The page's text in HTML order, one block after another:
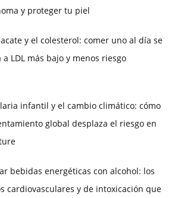
y proteger tu piel
y el colesterol: comer uno al día se
a LDL más bajo y menos riesgo
infantil y el cambio climático: cómo
global desplaza el riesgo en
bebidas energéticas con alcohol: los
cardiovasculares y de intoxicación que